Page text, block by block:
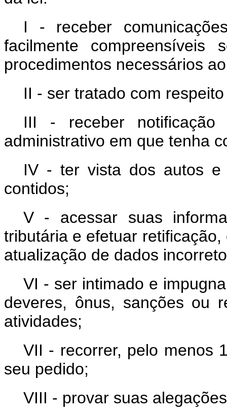
I - receber
facilmente
procedimentos necessários
II - ser tratado com
III - receber
administrativo em que tenha
IV - ter vista dos autos e
contidos;
V - acessar suas
tributária e efetuar
atualização de dados
VI - ser intimado e
deveres, ônus, sanções ou
atividades;
VII - recorrer, pelo menos
seu pedido;
VIII - provar suas